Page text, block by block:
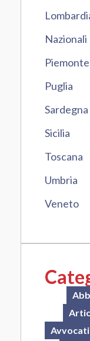
Nazionali
Piemonte
Puglia
Sardegna
Sicilia
Toscana
Umbria
Veneto
Avvocati